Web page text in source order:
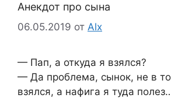
Анекдот про сына
06.05.2019 от Alx
— Пап, а откуда я взялся?
— Да проблема, сынок, не в
взялся, а нафига я туда